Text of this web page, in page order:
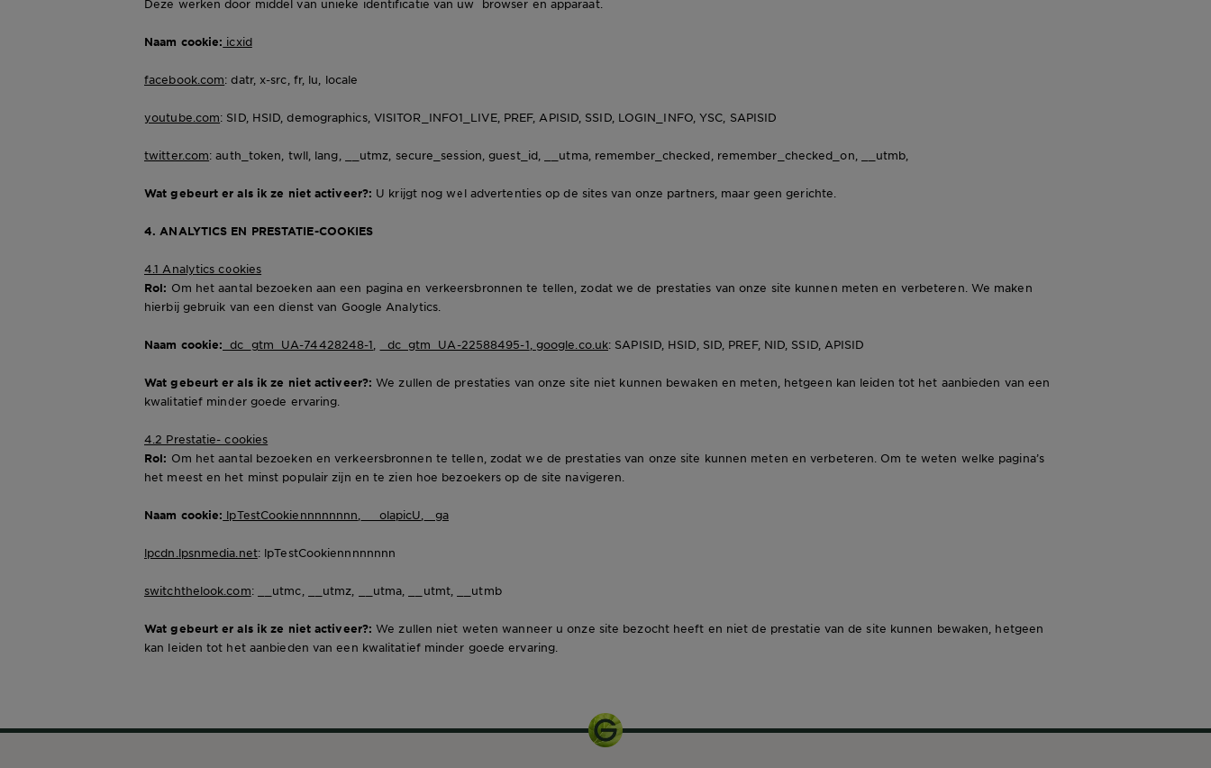
Deze werken door middel van unieke identificatie van uw browser en apparaat.
Naam cookie: icxid
facebook.com: datr, x-src, fr, lu, locale
youtube.com: SID, HSID, demographics, VISITOR_INFO1_LIVE, PREF, APISID, SSID, LOGIN_INFO, YSC, SAPISID
twitter.com: auth_token, twll, lang, __utmz, secure_session, guest_id, __utma, remember_checked, remember_checked_on, __utmb,
Wat gebeurt er als ik ze niet activeer?: U krijgt nog wel advertenties op de sites van onze partners, maar geen gerichte.
4. ANALYTICS EN PRESTATIE-COOKIES
4.1 Analytics cookies
Rol: Om het aantal bezoeken aan een pagina en verkeersbronnen te tellen, zodat we de prestaties van onze site kunnen meten en verbeteren. We maken
hierbij gebruik van een dienst van Google Analytics.
Naam cookie: _dc_gtm_UA-74428248-1 _dc_gtm_UA-22588495-1 google.co.uk: SAPISID, HSID, SID, PREF, NID, SSID, APISID
Wat gebeurt er als ik ze niet activeer?: We zullen de prestaties van onze site niet kunnen bewaken en meten, hetgeen kan leiden tot het aanbieden van een
kwalitatief minder goede ervaring.
4.2 Prestatie- cookies
Rol: Om het aantal bezoeken en verkeersbronnen te tellen, zodat we de prestaties van onze site kunnen meten en verbeteren. Om te weten welke pagina’s
het meest en het minst populair zijn en te zien hoe bezoekers op de site navigeren.
Naam cookie: lpTestCookiennnnnnnn __olapicU _ga
lpcdn.lpsnmedia.net: lpTestCookiennnnnnnn
switchthelook.com: __utmc, __utmz, __utma, __utmt, __utmb
Wat gebeurt er als ik ze niet activeer?: We zullen niet weten wanneer u onze site bezocht heeft en niet de prestatie van de site kunnen bewaken, hetgeen
kan leiden tot het aanbieden van een kwalitatief minder goede ervaring.